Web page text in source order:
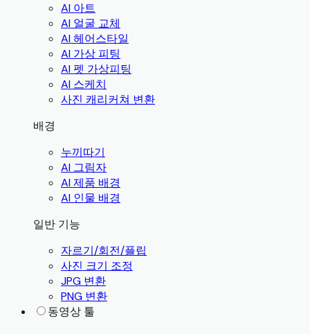
AI 아트
AI 얼굴 교체
AI 헤어스타일
AI 가상 피팅
AI 펫 가상피팅
AI 스케치
사진 캐리커쳐 변환
배경
누끼따기
AI 그림자
AI 제품 배경
AI 인물 배경
일반 기능
자르기/회전/플립
사진 크기 조정
JPG 변환
PNG 변환
동영상 툴